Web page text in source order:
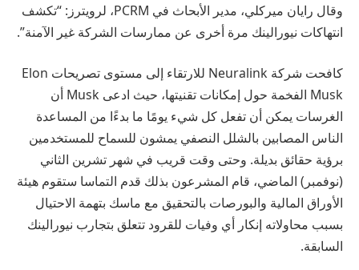
وقال رايان ميركلي، مدير الأبحاث في PCRM، لرويترز: “تكشف
انتهاكات نيورالينك مرة أخرى عن ممارسات الشركة غير الآمنة”.
كافحت شركة Neuralink للارتقاء إلى مستوى تصريحات Elon
Musk الفخمة حول إمكانات تقنيتها، حيث ادعى Musk أن
الغرسات يمكن أن تفعل كل شيء يومًا ما بدءًا من المساعدة
الناس المصابين بالشلل النصفي يمشون للسماح للمستخدمين
برؤية حقائق بديلة. وحتى وقت قريب في شهر تشرين الثاني
(نوفمبر) الماضي، قام المشرعون بذلك قدم التماسا ستقوم هيئة
الأوراق المالية والبورصات بالتحقيق مع ماسك بتهمة الاحتيال
بسبب محاولاته إنكار أي وفيات للقرود تتعلق بتجارب نيورالينك
السابقة.